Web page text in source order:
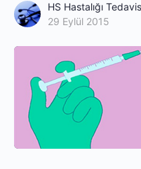
HS Hastalığı
29 Eylül 2015